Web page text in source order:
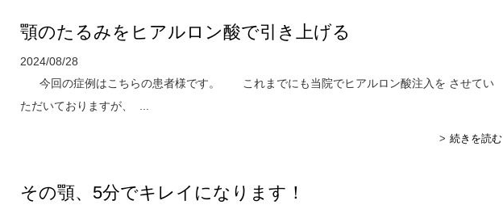
顎のたるみをヒアルロン酸で引き上げる
2024/08/28
今回の症例はこちらの患者様です。 これまでにも当院でヒアルロン酸注入を させてい
ただいておりますが、 ...
続きを読む
その顎、5分でキレイになります！